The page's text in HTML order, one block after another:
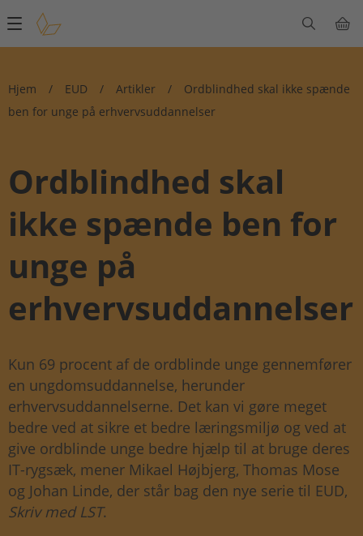
Main
navigation
Hjem / EUD / Artikler /
Ordblindhed skal ikke spænde
ben for unge på erhvervsuddannelser
Ordblindhed skal
ikke spænde ben for
unge på
erhvervsuddannelser
Kun 69 procent af de ordblinde unge gennemfører
en ungdomsuddannelse, herunder
erhvervsuddannelserne. Det kan vi gøre meget
bedre ved at sikre et bedre læringsmiljø og ved at
give ordblinde unge bedre hjælp til at bruge deres
IT-rygsæk, mener Mikael Højbjerg, Thomas Mose
og Johan Linde, der står bag den nye serie til EUD,
Skriv med LST.